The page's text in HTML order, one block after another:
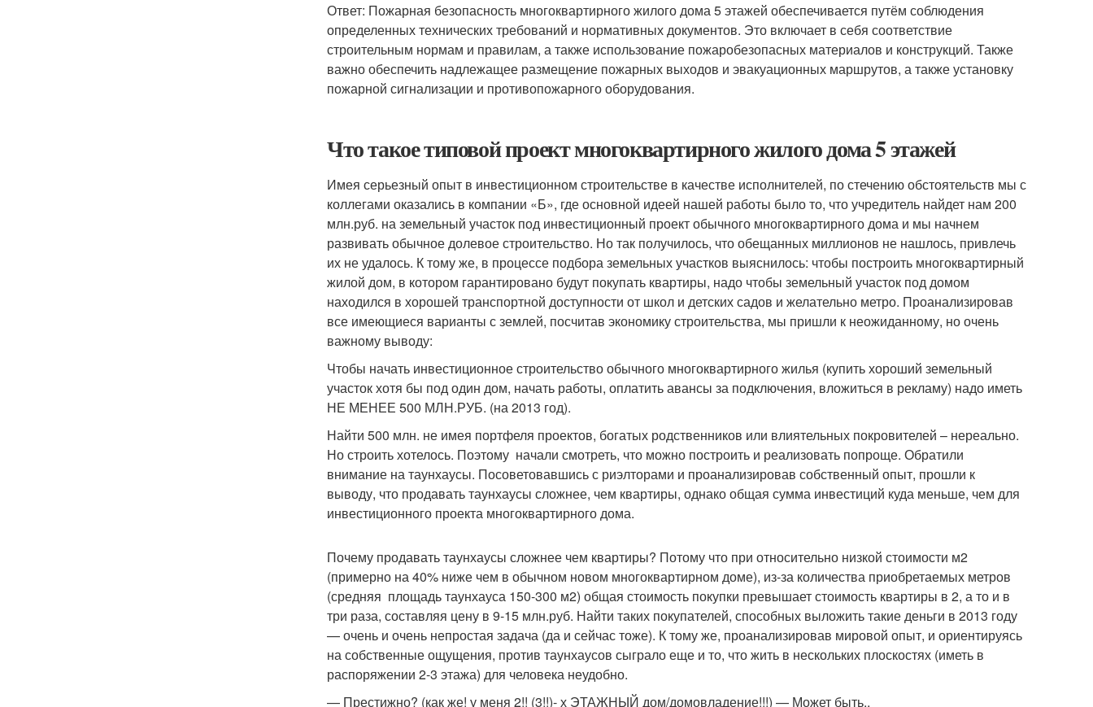
Ответ: Пожарная безопасность многоквартирного жилого дома 5 этажей обеспечивается путём соблюдения
определенных технических требований и нормативных документов. Это включает в себя соответствие
строительным нормам и правилам, а также использование пожаробезопасных материалов и конструкций. Также
важно обеспечить надлежащее размещение пожарных выходов и эвакуационных маршрутов, а также установку
пожарной сигнализации и противопожарного оборудования.
Что такое типовой проект многоквартирного жилого дома 5 этажей
Имея серьезный опыт в инвестиционном строительстве в качестве исполнителей, по стечению обстоятельств мы с
коллегами оказались в компании «Б», где основной идеей нашей работы было то, что учредитель найдет нам 200
млн.руб. на земельный участок под инвестиционный проект обычного многоквартирного дома и мы начнем
развивать обычное долевое строительство. Но так получилось, что обещанных миллионов не нашлось, привлечь
их не удалось. К тому же, в процессе подбора земельных участков выяснилось: чтобы построить многоквартирный
жилой дом, в котором гарантировано будут покупать квартиры, надо чтобы земельный участок под домом
находился в хорошей транспортной доступности от школ и детских садов и желательно метро. Проанализировав
все имеющиеся варианты с землей, посчитав экономику строительства, мы пришли к неожиданному, но очень
важному выводу:
Чтобы начать инвестиционное строительство обычного многоквартирного жилья (купить хороший земельный
участок хотя бы под один дом, начать работы, оплатить авансы за подключения, вложиться в рекламу) надо иметь
НЕ МЕНЕЕ 500 МЛН.РУБ. (на 2013 год).
Найти 500 млн. не имея портфеля проектов, богатых родственников или влиятельных покровителей – нереально.
Но строить хотелось. Поэтому начали смотреть, что можно построить и реализовать попроще. Обратили
внимание на таунхаусы. Посоветовавшись с риэлторами и проанализировав собственный опыт, прошли к
выводу, что продавать таунхаусы сложнее, чем квартиры, однако общая сумма инвестиций куда меньше, чем для
инвестиционного проекта многоквартирного дома.
Почему продавать таунхаусы сложнее чем квартиры? Потому что при относительно низкой стоимости м2
(примерно на 40% ниже чем в обычном новом многоквартирном доме), из-за количества приобретаемых метров
(средняя площадь таунхауса 150-300 м2) общая стоимость покупки превышает стоимость квартиры в 2, а то и в
три раза, составляя цену в 9-15 млн.руб. Найти таких покупателей, способных выложить такие деньги в 2013 году
— очень и очень непростая задача (да и сейчас тоже). К тому же, проанализировав мировой опыт, и ориентируясь
на собственные ощущения, против таунхаусов сыграло еще и то, что жить в нескольких плоскостях (иметь в
распоряжении 2-3 этажа) для человека неудобно.
— Престижно? (как же! у меня 2!! (3!!)- х ЭТАЖНЫЙ дом/домовладение!!!) — Может быть..